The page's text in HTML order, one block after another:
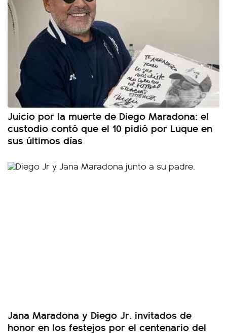
Juicio por la muerte de Diego Maradona: el
custodio contó que el 10 pidió por Luque en
sus últimos días
Jana Maradona y Diego Jr. invitados de
honor en los festejos por el centenario del